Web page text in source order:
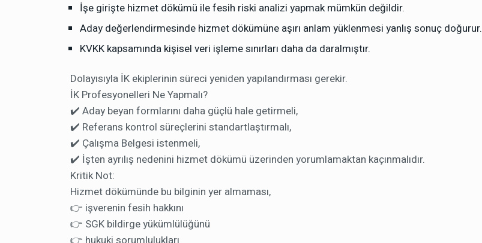
İşe girişte hizmet dökümü ile fesih riski analizi yapmak mümkün değildir.
Aday değerlendirmesinde hizmet dökümüne aşırı anlam yüklenmesi yanlış sonuç doğurur.
KVKK kapsamında kişisel veri işleme sınırları daha da daralmıştır.
Dolayısıyla İK ekiplerinin süreci yeniden yapılandırması gerekir.
İK Profesyonelleri Ne Yapmalı?
✔️ Aday beyan formlarını daha güçlü hale getirmeli,
✔️ Referans kontrol süreçlerini standartlaştırmalı,
✔️ Çalışma Belgesi istenmeli,
✔️ İşten ayrılış nedenini hizmet dökümü üzerinden yorumlamaktan kaçınmalıdır.
Kritik Not:
Hizmet dökümünde bu bilginin yer almaması,
👉 işverenin fesih hakkını
👉 SGK bildirge yükümlülüğünü